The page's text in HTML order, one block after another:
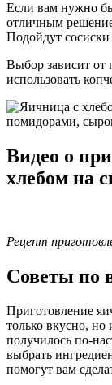
Если вам нужно
отличным
Подойдут
Выбор зависит
использовать
Видео о
хлебом на
Рецепт
Советы по
Приготовление
только вкусно,
получилось по-
выбрать
помогут вам